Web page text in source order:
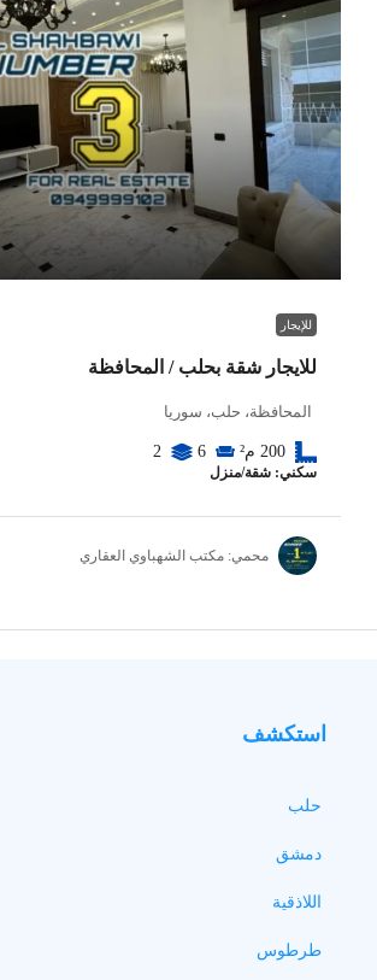
للإيجار
للايجار شقة بحلب / المحافظة
المحافظة، حلب، سوريا
200 م² 6
2
سكني: شقة/منزل
محمي: مكتب الشهباوي العقاري
استكشف
حلب
دمشق
اللاذقية
طرطوس